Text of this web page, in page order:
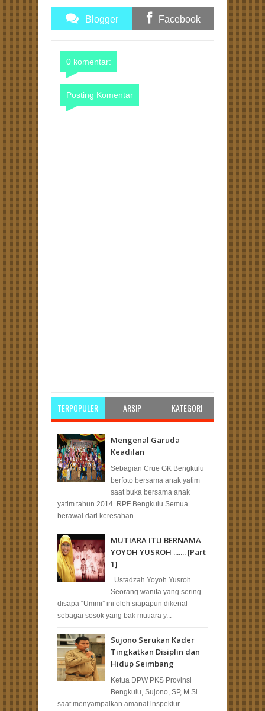
Blogger Facebook
0 komentar:
Posting Komentar
TERPOPULER ARSIP KATEGORI
Mengenal Garuda
Keadilan
Sebagian Crue GK Bengkulu
berfoto bersama anak yatim
saat buka bersama anak
yatim tahun 2014. RPF Bengkulu Semua
berawal dari keresahan ...
MUTIARA ITU BERNAMA
YOYOH YUSROH ....... [Part
1]
Ustadzah Yoyoh Yusroh
Seorang wanita yang sering
disapa “Ummi” ini oleh siapapun dikenal
sebagai sosok yang bak mutiara y...
Sujono Serukan Kader
Tingkatkan Disiplin dan
Hidup Seimbang
Ketua DPW PKS Provinsi
Bengkulu, Sujono, SP, M.Si
saat menyampaikan amanat inspektur